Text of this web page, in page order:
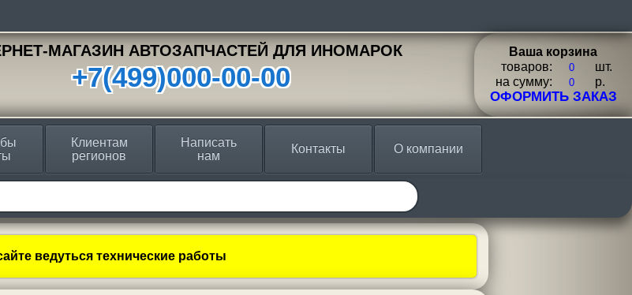
МАГАЗИН АВТОЗАПЧАСТЕЙ ДЛЯ ИНОМАРОК
+7(499)000-00-00
Ваша корзина
товаров:
шт.
на сумму:
p.
ОФОРМИТЬ ЗАКАЗ
Клиентам
регионов
Написать
нам
Контакты О компании
ведуться технические работы